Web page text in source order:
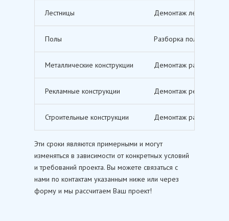
Лестницы Демонтаж лестничных
Полы Разборка полов,
Металлические конструкции Демонтаж различных
Рекламные конструкции Демонтаж рекламных
Строительные конструкции Демонтаж различных
Эти сроки являются примерными и могут
изменяться в зависимости от конкретных условий
и требований проекта. Вы можете связаться с
нами по контактам указанным ниже или через
форму и мы рассчитаем Ваш проект!